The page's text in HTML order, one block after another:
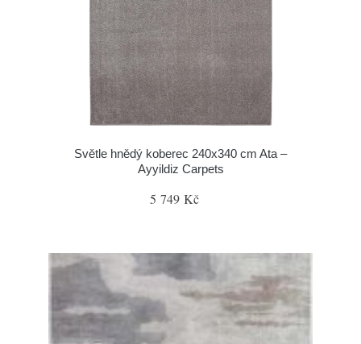
Světle hnědý koberec 240x340 cm Ata –
Ayyildiz Carpets
5 749 Kč